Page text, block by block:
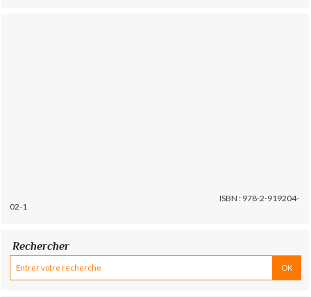
ISBN : 978-2-919204-
02-1
Rechercher